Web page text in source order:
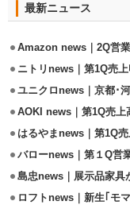
最新ニュース